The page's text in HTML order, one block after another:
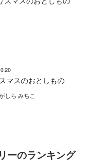
マスのおとしもの
しら みちこ
ーのランキング